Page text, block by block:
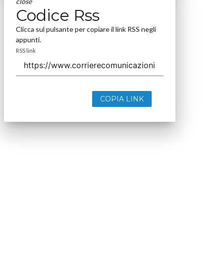
Codice Rss
Clicca sul pulsante per copiare il link RSS negli
appunti.
RSS link
COPIA LINK